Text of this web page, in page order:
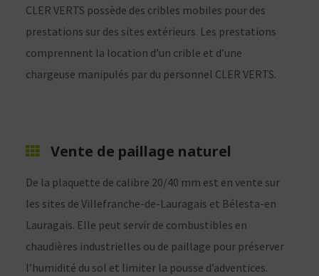
CLER VERTS possède des cribles mobiles pour des
prestations sur des sites extérieurs. Les prestations
comprennent la location d’un crible et d’une
chargeuse manipulés par du personnel CLER VERTS.
Vente de paillage naturel
De la plaquette de calibre 20/40 mm est en vente sur
les sites de Villefranche-de-Lauragais et Bélesta-en
Lauragais. Elle peut servir de combustibles en
chaudières industrielles ou de paillage pour préserver
l’humidité du sol et limiter la pousse d’adventices.